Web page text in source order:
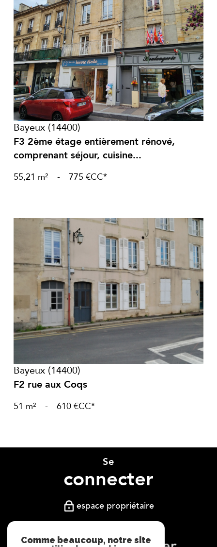
voir le bien
Bayeux (14400)
F3 2ème étage entièrement rénové,
comprenant séjour, cuisine...
55,21 m² - 775 €CC*
voir le bien
Bayeux (14400)
F2 rue aux Coqs
51 m² - 610 €CC*
Se
connecter
espace propriétaire
Comme beaucoup, notre site